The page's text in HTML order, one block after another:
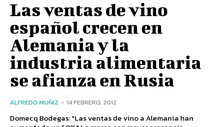
Las ventas de vino
español crecen en
Alemania y la
industria alimentaria
se afianza en Rusia
ALFREDO MUÑIZ - 14 FEBRERO, 2012
Domecq Bodegas: "Las ventas de vino a Alemania han